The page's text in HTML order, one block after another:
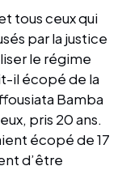
tous ceux qui
par la justice
le régime
il écopé de la
Bamba
pris 20 ans.
écopé de 17
d’être